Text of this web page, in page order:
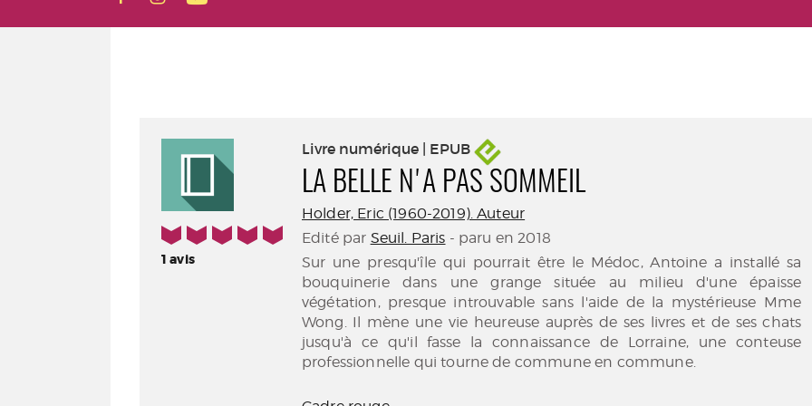
5/5
1avis
Livre numérique | EPUB
LA BELLE N'A PAS SOMMEIL
Holder, Eric (1960-2019). Auteur
Edité par Seuil. Paris - paru en 2018
Sur une presqu'île qui pourrait être le Médoc, Antoine a installé sa
bouquinerie dans une grange située au milieu d'une épaisse
végétation, presque introuvable sans l'aide de la mystérieuse Mme
Wong. Il mène une vie heureuse auprès de ses livres et de ses chats
jusqu'à ce qu'il fasse la connaissance de Lorraine, une conteuse
professionnelle qui tourne de commune en commune.